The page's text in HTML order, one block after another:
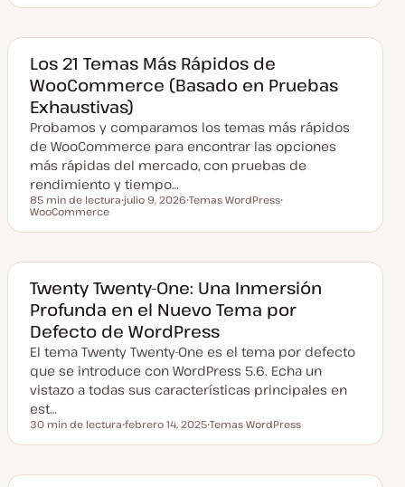
e
h
a
c
t
u
a
l
i
a
d
e
a
Los 21 Temas Más Rápidos de
WooCommerce (Basado en Pruebas
Exhaustivas)
Probamos y comparamos los temas más rápidos
de WooCommerce para encontrar las opciones
más rápidas del mercado, con pruebas de
rendimiento y tiempo…
Tiempo de lectura
85 min de lectura
c
a
c
t
u
a
l
i
z
d
a
julio 9, 2026
m
Temas WordPress
m
WooCommerce
Twenty Twenty-One: Una Inmersión
Profunda en el Nuevo Tema por
Defecto de WordPress
El tema Twenty Twenty-One es el tema por defecto
que se introduce con WordPress 5.6. Echa un
vistazo a todas sus características principales en
est…
Tiempo de lectura
30 min de lectura
e
h
febrero 14, 2025
e
a
Temas WordPress